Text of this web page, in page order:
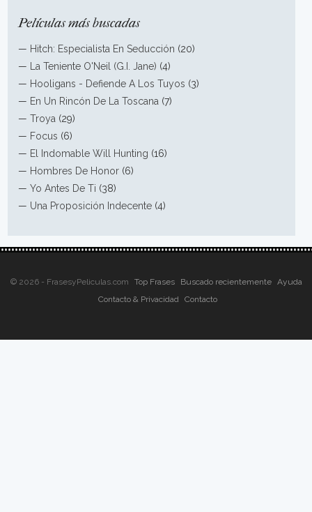
Películas más buscadas
— Hitch: Especialista En Seducción (20)
—
La Teniente O'Neil (G.I. Jane) (4)
— Hooligans - Defiende A Los Tuyos (3)
— En Un Rincón De La Toscana (7)
—Troya (29)
— Focus (6)
— El Indomable Will Hunting (16)
— Hombres De Honor (6)
—Yo Antes De Ti (38)
— Una Proposición Indecente (4)
© 2026 - FrasesyPeliculas.com Top Frases Buscado recientemente
Ayuda
Contacto & Privacidad
Contacto